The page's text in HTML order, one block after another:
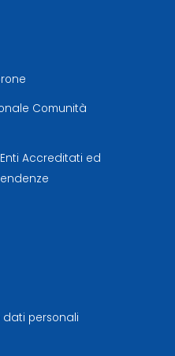
Comunità
Accreditati ed
personali